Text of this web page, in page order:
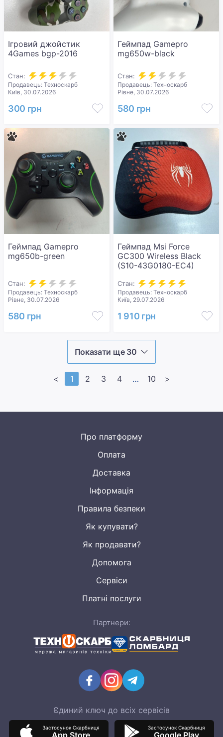
Ігровий джойстик
4Games bgp-2016
Стан:
Продавець: Техноскарб
Київ, 30.07.2026
300 грн
Геймпад Gamepro
mg650w-black
Стан:
Продавець: Техноскарб
Рівне, 30.07.2026
580 грн
Геймпад Gamepro
mg650b-green
Стан:
Продавець: Техноскарб
Рівне, 30.07.2026
580 грн
Геймпад Msi Force
GC300 Wireless Black
(S10-43G0180-EC4)
Стан:
Продавець: Техноскарб
Київ, 29.07.2026
1 910 грн
Показати ще 30
< 1 2 3 4 >> 10 >
Про платформу
Оплата
Доставка
Інформація
Правила безпеки
Як купувати?
Як продавати?
Допомога
Сервіси
Платні послуги
Партнери:
Єдиний ключ до всіх сервісів
Застосунок Скарбниця
App Store
Застосунок Скарбниця
Google Play